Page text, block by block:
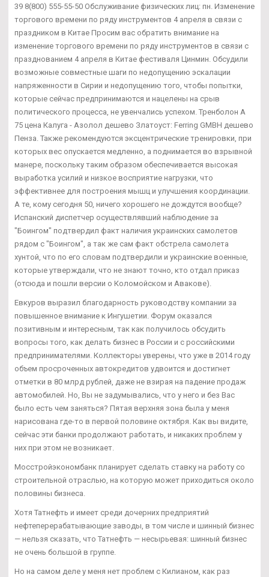
39 8(800) 555-55-50 Обслуживание физических лиц: пн. Изменение
торгового времени по ряду инструментов 4 апреля в связи с
праздником в Китае Просим вас обратить внимание на
изменение торгового времени по ряду инструментов в связи с
празднованием 4 апреля в Китае фестиваля Цинмин. Обсудили
возможные совместные шаги по недопущению эскалации
напряженности в Сирии и недопущению того, чтобы попытки,
которые сейчас предпринимаются и нацелены на срыв
политического процесса, не увенчались успехом. Тренболон A
75 цена Калуга - Азолол дешево Златоуст: Ferring GMBH дешево
Пенза. Также рекомендуются эксцентрические тренировки, при
которых вес опускается медленно, а поднимается во взрывной
манере, поскольку таким образом обеспечивается высокая
выработка усилий и низкое восприятие нагрузки, что
эффективнее для построения мышц и улучшения координации.
А те, кому сегодня 50, ничего хорошего не дождутся вообще?
Испанский диспетчер осуществлявший наблюдение за
"Боингом" подтвердил факт наличия украинских самолетов
рядом с "Боингом", а так же сам факт обстрела самолета
хунтой, что по его словам подтвердили и украинские военные,
которые утверждали, что не знают точно, кто отдал приказ
(отсюда и пошли версии о Коломойском и Авакове).
Евкуров выразил благодарность руководству компании за
повышенное внимание к Ингушетии. Форум оказался
позитивным и интересным, так как получилось обсудить
вопросы того, как делать бизнес в России и с российскими
предпринимателями. Коллекторы уверены, что уже в 2014 году
объем просроченных автокредитов удвоится и достигнет
отметки в 80 млрд рублей, даже не взирая на падение продаж
автомобилей. Но, Вы не задумывались, что у него и без Вас
было есть чем заняться? Пятая верхняя зона была у меня
нарисована где-то в первой половине октября. Как вы видите,
сейчас эти банки продолжают работать, и никаких проблем у
них при этом не возникает.
Мосстройэкономбанк планирует сделать ставку на работу со
строительной отраслью, на которую может приходиться около
половины бизнеса.
Хотя Татнефть и имеет среди дочерних предприятий
нефтеперерабатывающие заводы, в том числе и шинный бизнес
— нельзя сказать, что Татнефть — несырьевая: шинный бизнес
не очень большой в группе.
Но на самом деле у меня нет проблем с Килианом, как раз